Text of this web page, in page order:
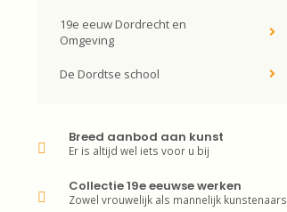
19e eeuw Dordrecht en
Omgeving
De Dordtse school
Breed aanbod aan kunst
Er is altijd wel iets voor u bij
Collectie 19e eeuwse werken
Zowel vrouwelijk als mannelijk kunstenaars